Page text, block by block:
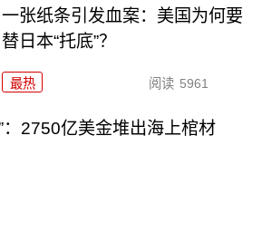
一张纸条引发血案：美国为何要
替日本“托底”？
最热 阅读 5961
：2750亿美金堆出海上棺材